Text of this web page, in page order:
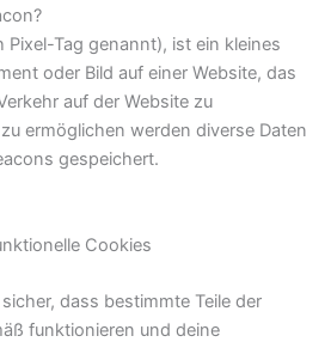
Pixel-Tag genannt), ist ein kleines
oder Bild auf einer Website, das
auf der Website zu
ermöglichen werden diverse Daten
gespeichert.
Cookies
dass bestimmte Teile der
funktionieren und deine